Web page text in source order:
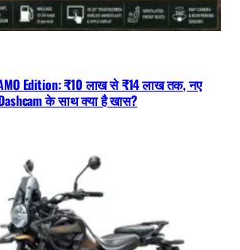
Edition: ₹10 लाख से ₹14 लाख तक, नए
के साथ क्या है खास?